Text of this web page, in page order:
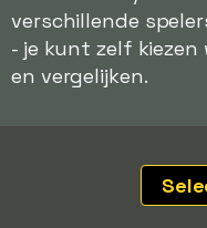
verschillende
- je kunt zelf kiezen
en vergelijken.